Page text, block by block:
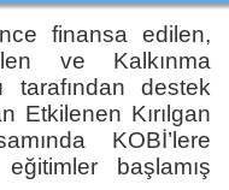
finansa edilen,
ve Kalkınma
tarafından destek
Etkilenen Kırılgan
KOBİ’lere
başlamış